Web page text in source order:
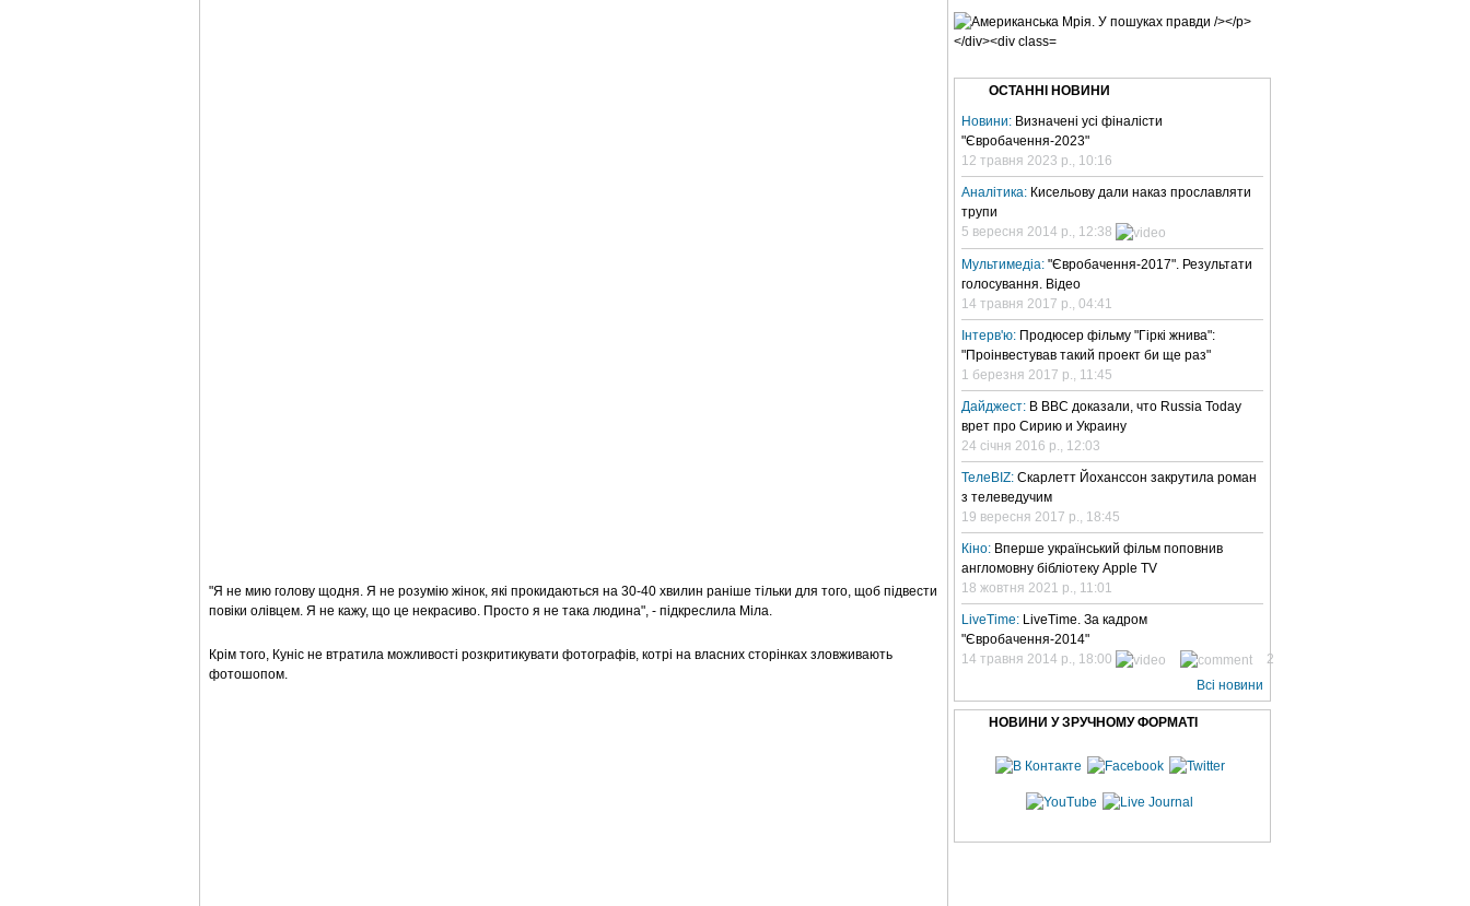
"Я не мию голову щодня. Я не розумію жінок, які прокидаються на 30-40 хвилин раніше тільки для того, щоб підвести
повіки олівцем. Я не кажу, що це некрасиво. Просто я не така людина", - підкреслила Міла.
Крім того, Куніс не втратила можливості розкритикувати фотографів, котрі на власних сторінках зловживають
фотошопом.
ОСТАННІ НОВИНИ
Новини: Визначені усі фіналісти
"Євробачення-2023"
12 травня 2023 р., 10:16
Аналітика: Кисельову дали наказ прославляти
трупи
5 вересня 2014 р., 12:38
Мультимедіа: "Євробачення-2017". Результати
голосування. Відео
14 травня 2017 р., 04:41
Інтерв'ю: Продюсер фільму "Гіркі жнива":
"Проінвестував такий проект би ще раз"
1 березня 2017 р., 11:45
Дайджест: В BBC доказали, что Russia Today
врет про Сирию и Украину
24 січня 2016 р., 12:03
ТелеBIZ: Скарлетт Йоханссон закрутила роман
з телеведучим
19 вересня 2017 р., 18:45
Кіно: Вперше український фільм поповнив
англомовну бібліотеку Apple TV
18 жовтня 2021 р., 11:01
LiveTime: LiveTime. За кадром
"Євробачення-2014"
14 травня 2014 р., 18:00
2
Всі новини
НОВИНИ У ЗРУЧНОМУ ФОРМАТІ